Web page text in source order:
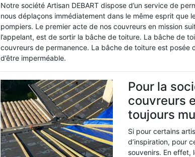
Notre société Artisan DEBART dispose d’un service de
nous déplaçons immédiatement dans le même esprit que
pompiers. Le premier acte de nos couvreurs en mission
l’appelant, est de sortir la bâche de toiture. La bâche de
couvreurs de permanence. La bâche de toiture est posée
d’être imperméable.
Pour la
couvreurs
toujours
Si pour certains
d’inspiration, pour
souvenirs. En effet,